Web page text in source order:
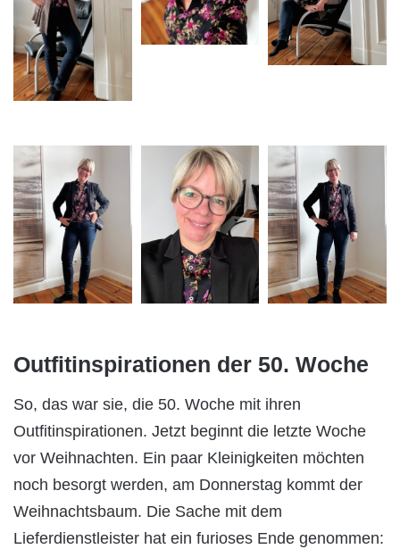
Outfitinspirationen der 50. Woche
So, das war sie, die 50. Woche mit ihren
Outfitinspirationen. Jetzt beginnt die letzte Woche
vor Weihnachten. Ein paar Kleinigkeiten möchten
noch besorgt werden, am Donnerstag kommt der
Weihnachtsbaum. Die Sache mit dem
Lieferdienstleister hat ein furioses Ende genommen: